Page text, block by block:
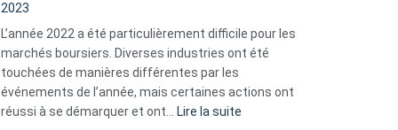
2023
L’année 2022 a été particulièrement difficile pour les
marchés boursiers. Diverses industries ont été
touchées de manières différentes par les
événements de l’année, mais certaines actions ont
réussi à se démarquer et ont…
Lire la suite